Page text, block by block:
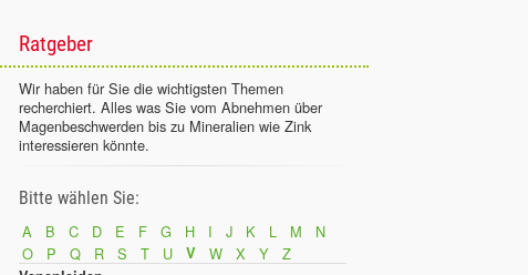
Ratgeber
Wir haben für Sie die wichtigsten Themen
recherchiert. Alles was Sie vom Abnehmen über
Magenbeschwerden bis zu Mineralien wie Zink
interessieren könnte.
Bitte wählen Sie:
A
B C D E F G H I J K L M
N
O
P Q R S T U V W X Y Z